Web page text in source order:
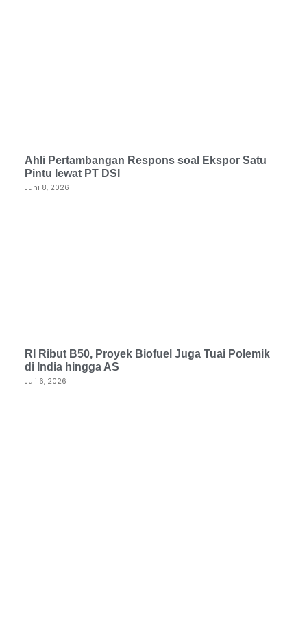
Ahli Pertambangan Respons soal Ekspor Satu
Pintu lewat PT DSI
Juni 8, 2026
RI Ribut B50, Proyek Biofuel Juga Tuai Polemik
di India hingga AS
Juli 6, 2026